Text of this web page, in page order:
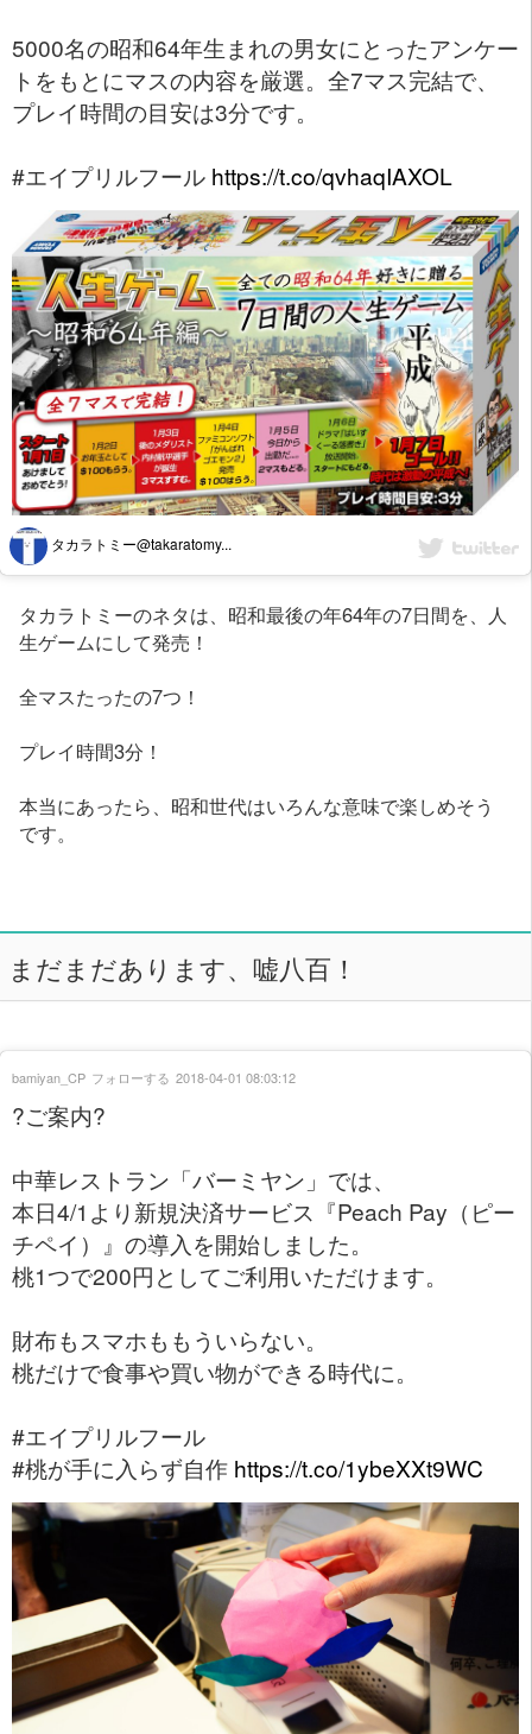
5000名の昭和64年生まれの男女にとったアンケー
トをもとにマスの内容を厳選。全7マス完結で、
プレイ時間の目安は3分です。
#エイプリルフール https://t.co/qvhaqIAXOL
タカラトミー@takaratomy...
タカラトミーのネタは、昭和最後の年64年の7日間を、人
生ゲームにして発売！
全マスたったの7つ！
プレイ時間3分！
本当にあったら、昭和世代はいろんな意味で楽しめそう
です。
まだまだあります、嘘八百！
?ご案内?
中華レストラン「バーミヤン」では、
本日4/1より新規決済サービス『Peach Pay（ピー
チペイ）』の導入を開始しました。
桃1つで200円としてご利用いただけます。
財布もスマホももういらない。
桃だけで食事や買い物ができる時代に。
#エイプリルフール
#桃が手に入らず自作 https://t.co/1ybeXXt9WC
bamiyan_CP フォローする 2018-04-01 08:03:12